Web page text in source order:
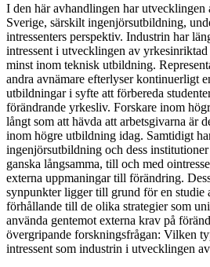
I den här avhandlingen har
Sverige, särskilt ingenjörsutbildning,
intressenters perspektiv. Industrin har
intressent i utvecklingen av
minst inom teknisk utbildning.
andra avnämare efterlyser kontinuerligt
utbildningar i syfte att förbereda
förändrande yrkesliv. Forskare inom
långt som att hävda att arbetsgivarna är
inom högre utbildning idag. Samtidigt
ingenjörsutbildning och dess
ganska långsamma, till och med
externa uppmaningar till förändring.
synpunkter ligger till grund för en studie
förhållande till de olika strategier som
använda gentemot externa krav på
övergripande forskningsfrågan: Vilken
intressent som industrin i utvecklingen